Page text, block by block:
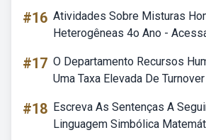
#16 Atividades Sobre Misturas
Heterogêneas 4o Ano -
#17 O Departamento Recursos
Uma Taxa Elevada De Turnover
#18 Escreva As Sentenças A
Linguagem Simbólica